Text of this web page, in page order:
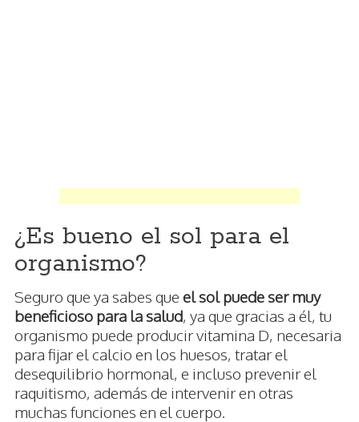
¿Es bueno el sol para el
organismo?
Seguro que ya sabes que el sol puede ser muy
beneficioso para la salud, ya que gracias a él, tu
organismo puede producir vitamina D, necesaria
para fijar el calcio en los huesos, tratar el
desequilibrio hormonal, e incluso prevenir el
raquitismo, además de intervenir en otras
muchas funciones en el cuerpo.